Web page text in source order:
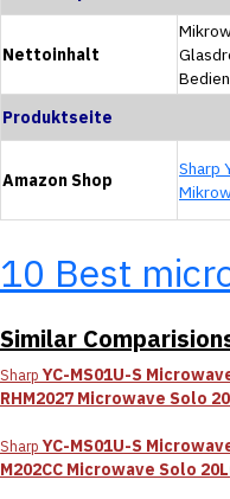
Nettoinhalt
Produktseite
Amazon Shop
Sharp
10 Best
Similar
Sharp YC-MS01U-S
RHM2027 Microwave Solo
Sharp YC-MS01U-S
M202CC Microwave Solo 20L